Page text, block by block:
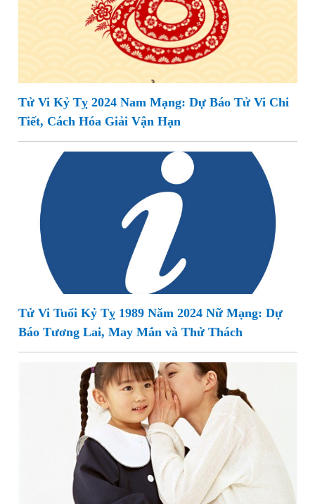
Tử Vi Kỷ Tỵ 2024 Nam Mạng: Dự Báo Tử Vi Chi
Tiết, Cách Hóa Giải Vận Hạn
Tử Vi Tuổi Kỷ Tỵ 1989 Năm 2024 Nữ Mạng: Dự
Báo Tương Lai, May Mắn và Thử Thách